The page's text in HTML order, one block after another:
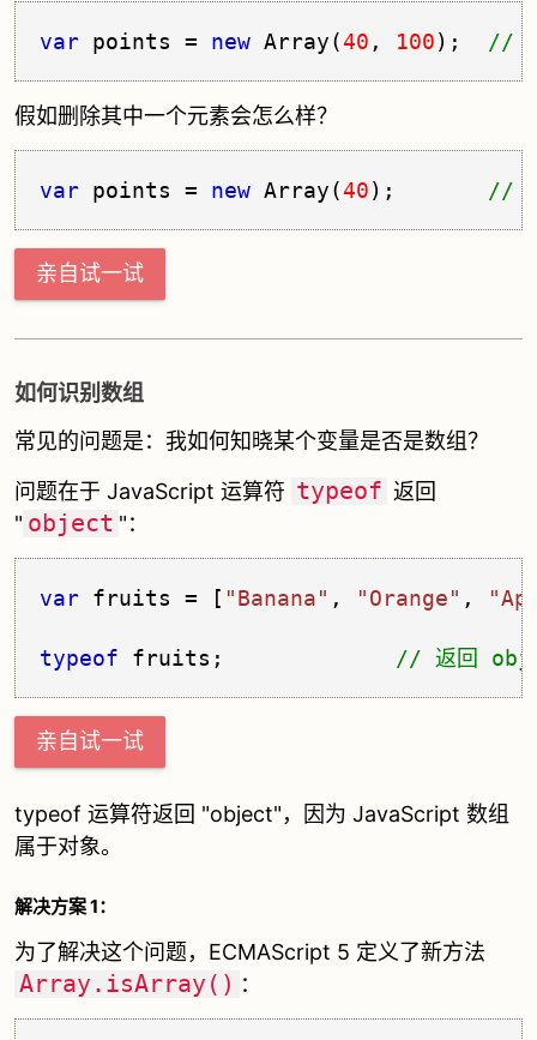
var points = new Array(40 , 100); //
假如删除其中一个元素会怎么样？
var points = new Array(40); //
亲自试一试
如何识别数组
常见的问题是：我如何知晓某个变量是否是数组？
问题在于 JavaScript 运算符 typeof 返回
" object "：
var fruits = [ "Banana" , "Orange" ,
typeof fruits;
亲自试一试
typeof 运算符返回 "object"，因为 JavaScript 数组
属于对象。
解决方案 1：
为了解决这个问题，ECMAScript 5 定义了新方法
Array.isArray() ：